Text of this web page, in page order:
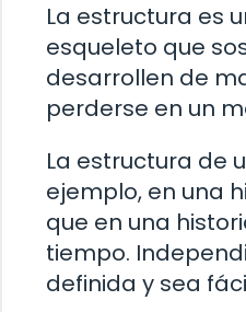
La estructura es
esqueleto que
desarrollen de
perderse en un
La estructura de
ejemplo, en una
que en una
tiempo.
definida y sea